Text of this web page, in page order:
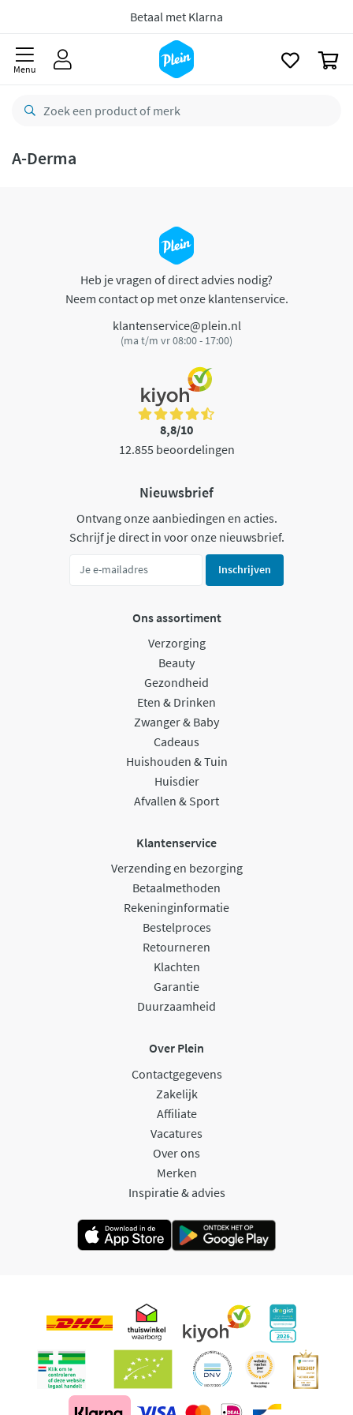
Betaal met Klarna
Menu
A-Derma
Heb je vragen of direct advies nodig?
Neem contact op met onze klantenservice.
klantenservice@plein.nl
(ma t/m vr 08:00 - 17:00)
8,8/10
12.855 beoordelingen
Nieuwsbrief
Ontvang onze aanbiedingen en acties.
Schrijf je direct in voor onze nieuwsbrief.
Inschrijven
Ons assortiment
Verzorging
Beauty
Gezondheid
Eten & Drinken
Zwanger & Baby
Cadeaus
Huishouden & Tuin
Huisdier
Afvallen & Sport
Klantenservice
Verzending en bezorging
Betaalmethoden
Rekeninginformatie
Bestelproces
Retourneren
Klachten
Garantie
Duurzaamheid
Over Plein
Contactgegevens
Zakelijk
Affiliate
Vacatures
Over ons
Merken
Inspiratie & advies